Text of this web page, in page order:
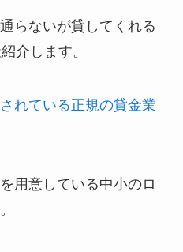
らないが貸してくれる
介します。
れている正規の貸金業
用意している中小のロ